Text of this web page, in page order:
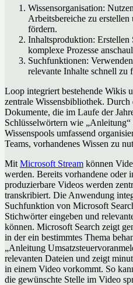
Wissensorganisation:
Arbeitsbereiche zu
fördern.
Inhaltsproduktion: Erstellen
komplexe Prozesse
Suchfunktionen:
relevante Inhalte schnell zu
Loop integriert bestehende Wikis
zentrale Wissensbibliothek.
Dokumente, die im Laufe der
Schlüsselwörtern wie
Wissenspools umfassend
Teams, vorhandenes Wissen zu
Mit Microsoft Stream können
werden. Bereits vorhandene oder
produzierbare Videos werden
transkribiert. Die Anwendung
Suchfunktion von Microsoft
Stichwörter eingeben und
können. Microsoft Search zeigt
in der ein bestimmtes Thema
„Anleitung
relevanten Dateien und zeigt
in einem Video vorkommt. So
die gewünschte Stelle im Video